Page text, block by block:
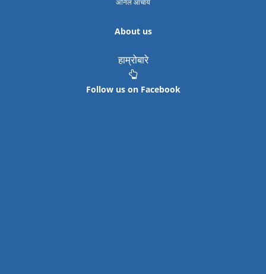
About us
हाम्रोबारे
Follow us on Facebook